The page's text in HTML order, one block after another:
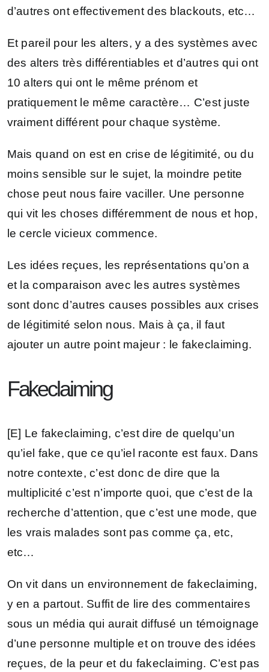
d’autres ont effectivement des blackouts, etc…
Et pareil pour les alters, y a des systèmes avec
des alters très différentiables et d’autres qui ont
10 alters qui ont le même prénom et
pratiquement le même caractère… C’est juste
vraiment différent pour chaque système.
Mais quand on est en crise de légitimité, ou du
moins sensible sur le sujet, la moindre petite
chose peut nous faire vaciller. Une personne
qui vit les choses différemment de nous et hop,
le cercle vicieux commence.
Les idées reçues, les représentations qu’on a
et la comparaison avec les autres systèmes
sont donc d’autres causes possibles aux crises
de légitimité selon nous. Mais à ça, il faut
ajouter un autre point majeur : le fakeclaiming.
Fakeclaiming
[E] Le fakeclaiming, c’est dire de quelqu’un
qu’iel fake, que ce qu’iel raconte est faux. Dans
notre contexte, c’est donc de dire que la
multiplicité c’est n’importe quoi, que c’est de la
recherche d’attention, que c’est une mode, que
les vrais malades sont pas comme ça, etc,
etc…
On vit dans un environnement de fakeclaiming,
y en a partout. Suffit de lire des commentaires
sous un média qui aurait diffusé un témoignage
d’une personne multiple et on trouve des idées
reçues, de la peur et du fakeclaiming. C’est pas